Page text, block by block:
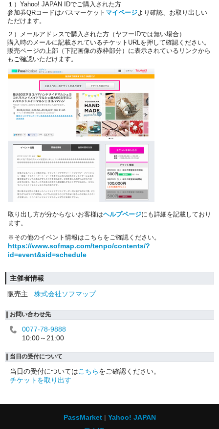
１）Yahoo! JAPAN IDでご購入された方
参加券QRコードはパスマーケット マイページより確認、お取り出しい
ただけます。
２）メールアドレスで購入された方（ヤフーIDでは無い場合）
購入時のメールに記載されているチケットURLを押して確認ください。
販売ページの上部（下記画像の赤枠部分）に表示されているリンクから
もご確認いただけます。
取り出し方が分からないお客様はヘルプページにも詳細を記載しており
ます。
※その他のイベント情報はこちらをご確認ください。
https://www.sofmap.com/tenpo/contents/?
id=event&sid=schedule
主催者情報
販売主
株式会社ソフマップ
お問い合わせ先
0077-78-9888
10:00～21:00
当日の受付について
当日の受付についてはこちらをご確認ください。
チケットを取り出す
PassMarket
Yahoo! JAPAN